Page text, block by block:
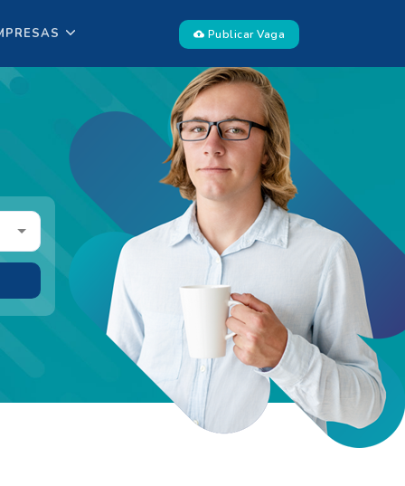
Publicar Vaga